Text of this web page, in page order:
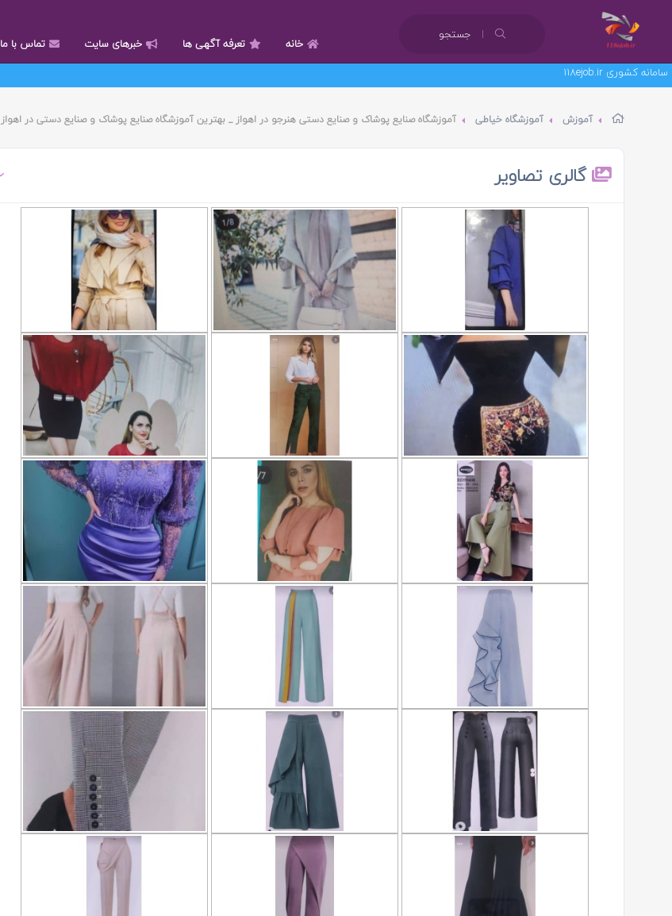
جستجو
خانه تعرفه آگهی ها خبرهای سایت
تماس با ما
آموزش آموزشگاه خیاطی آموزشگاه صنایع پوشاک و صنایع دستی هنرجو در اهواز _ بهترین آموزشگاه صنایع پوشاک و صنایع دستی در اهواز
گالری تصاویر